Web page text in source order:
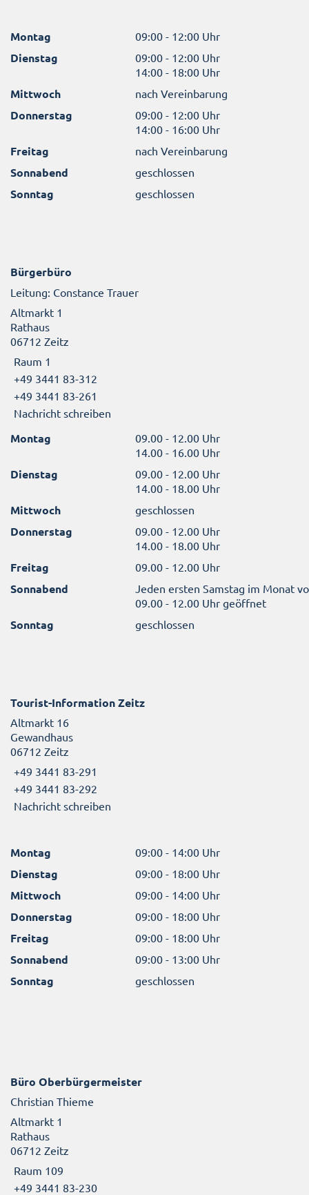
Montag 09:00 - 12:00 Uhr
Dienstag
09:00 - 12:00 Uhr
14:00 - 18:00 Uhr
Mittwoch nach Vereinbarung
Donnerstag
09:00 - 12:00 Uhr
14:00 - 16:00 Uhr
Freitag nach Vereinbarung
Sonnabend geschlossen
Sonntag geschlossen
Bürgerbüro
Leitung: Constance Trauer
Altmarkt 1
Rathaus
06712 Zeitz
Raum 1
+49 3441 83-312
+49 3441 83-261
Nachricht schreiben
Montag
09.00 - 12.00 Uhr
14.00 - 16.00 Uhr
Dienstag
09.00 - 12.00 Uhr
14.00 - 18.00 Uhr
Mittwoch geschlossen
Donnerstag
09.00 - 12.00 Uhr
14.00 - 18.00 Uhr
Freitag 09.00 - 12.00 Uhr
Sonnabend
Jeden ersten Samstag im Monat
09.00 - 12.00 Uhr geöffnet
Sonntag geschlossen
Tourist-Information Zeitz
Altmarkt 16
Gewandhaus
06712 Zeitz
+49 3441 83-291
+49 3441 83-292
Nachricht schreiben
Montag 09:00 - 14:00 Uhr
Dienstag 09:00 - 18:00 Uhr
Mittwoch 09:00 - 14:00 Uhr
Donnerstag 09:00 - 18:00 Uhr
Freitag 09:00 - 18:00 Uhr
Sonnabend 09:00 - 13:00 Uhr
Sonntag geschlossen
Büro Oberbürgermeister
Christian Thieme
Altmarkt 1
Rathaus
06712 Zeitz
Raum 109
+49 3441 83-230